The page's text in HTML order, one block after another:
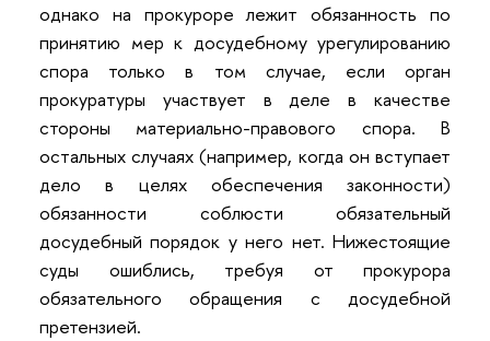
однако на прокуроре лежит обязанность по
принятию мер к досудебному урегулированию
спора только в том случае, если орган
прокуратуры участвует в деле в качестве
стороны материально-правового спора. В
остальных случаях (например, когда он вступает
дело в целях обеспечения законности)
обязанности соблюсти обязательный
досудебный порядок у него нет. Нижестоящие
суды ошиблись, требуя от прокурора
обязательного обращения с досудебной
претензией.